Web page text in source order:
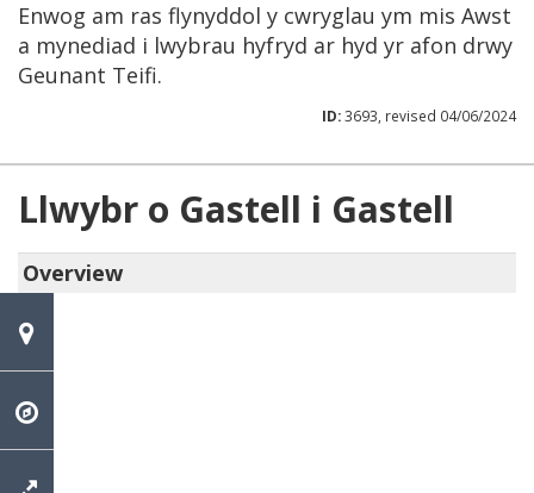
Enwog am ras flynyddol y cwryglau ym mis Awst
a mynediad i lwybrau hyfryd ar hyd yr afon drwy
Geunant Teifi.
ID:3693, revised 04/06/2024
Llwybr o Gastell i Gastell
Overview